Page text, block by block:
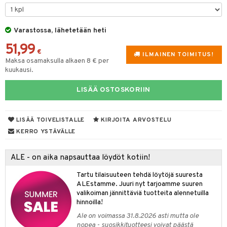
Varastossa, lähetetään heti
ILMAINEN TOIMITUS!
51,99 €
Maksa osamaksulla alkaen 8 € per
kuukausi.
LISÄÄ OSTOSKORIIN
LISÄÄ TOIVELISTALLE
KIRJOITA ARVOSTELU
KERRO YSTÄVÄLLE
ALE - on aika napsauttaa löydöt kotiin!
Tartu tilaisuuteen tehdä löytöjä suuresta
ALEstamme. Juuri nyt tarjoamme suuren
valikoiman jännittäviä tuotteita alennetuilla
hinnoilla!
Ale on voimassa 31.8.2026 asti mutta ole
nopea - suosikkituotteesi voivat päästä
& Vihannesveitset
sisustus